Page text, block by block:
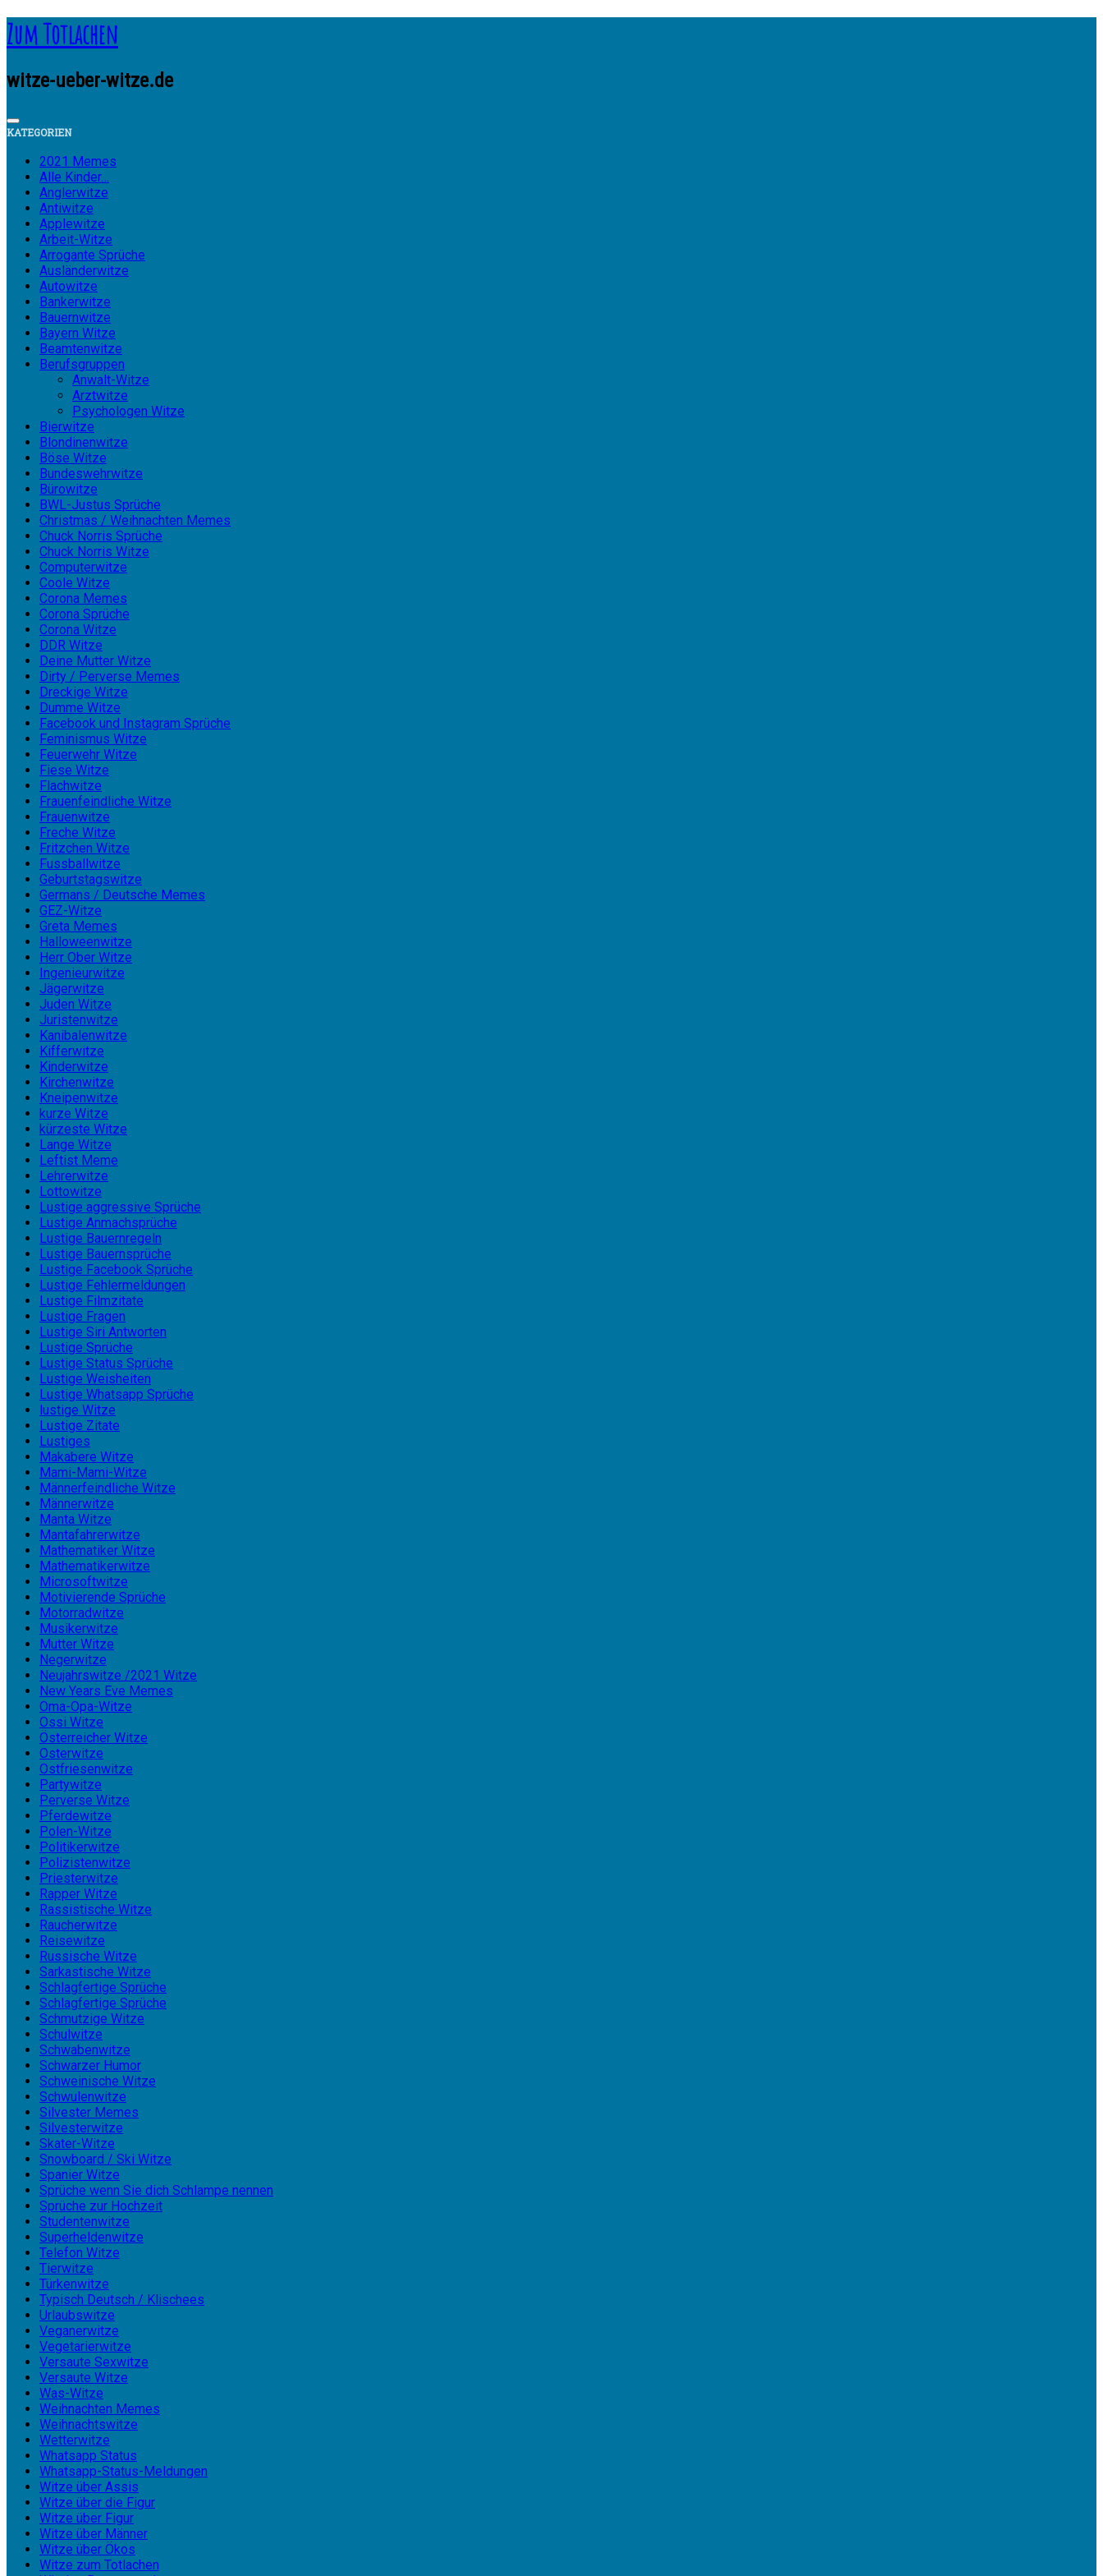
Zum Totlachen
witze-ueber-witze.de
KATEGORIEN
2021 Memes
Alle Kinder…
Anglerwitze
Antiwitze
Applewitze
Arbeit-Witze
Arrogante Sprüche
Ausländerwitze
Autowitze
Bankerwitze
Bauernwitze
Bayern Witze
Beamtenwitze
Berufsgruppen
Anwalt-Witze
Arztwitze
Psychologen Witze
Bierwitze
Blondinenwitze
Böse Witze
Bundeswehrwitze
Bürowitze
BWL-Justus Sprüche
Christmas / Weihnachten Memes
Chuck Norris Sprüche
Chuck Norris Witze
Computerwitze
Coole Witze
Corona Memes
Corona Sprüche
Corona Witze
DDR Witze
Deine Mutter Witze
Dirty / Perverse Memes
Dreckige Witze
Dumme Witze
Facebook und Instagram Sprüche
Feminismus Witze
Feuerwehr Witze
Fiese Witze
Flachwitze
Frauenfeindliche Witze
Frauenwitze
Freche Witze
Fritzchen Witze
Fussballwitze
Geburtstagswitze
Germans / Deutsche Memes
GEZ-Witze
Greta Memes
Halloweenwitze
Herr Ober Witze
Ingenieurwitze
Jägerwitze
Juden Witze
Juristenwitze
Kanibalenwitze
Kifferwitze
Kinderwitze
Kirchenwitze
Kneipenwitze
kurze Witze
kürzeste Witze
Lange Witze
Leftist Meme
Lehrerwitze
Lottowitze
Lustige aggressive Sprüche
Lustige Anmachsprüche
Lustige Bauernregeln
Lustige Bauernsprüche
Lustige Facebook Sprüche
Lustige Fehlermeldungen
Lustige Filmzitate
Lustige Fragen
Lustige Siri Antworten
Lustige Sprüche
Lustige Status Sprüche
Lustige Weisheiten
Lustige Whatsapp Sprüche
lustige Witze
Lustige Zitate
Lustiges
Makabere Witze
Mami-Mami-Witze
Männerfeindliche Witze
Männerwitze
Manta Witze
Mantafahrerwitze
Mathematiker Witze
Mathematikerwitze
Microsoftwitze
Motivierende Sprüche
Motorradwitze
Musikerwitze
Mutter Witze
Negerwitze
Neujahrswitze /2021 Witze
New Years Eve Memes
Oma-Opa-Witze
Ossi Witze
Österreicher Witze
Osterwitze
Ostfriesenwitze
Partywitze
Perverse Witze
Pferdewitze
Polen-Witze
Politikerwitze
Polizistenwitze
Priesterwitze
Rapper Witze
Rassistische Witze
Raucherwitze
Reisewitze
Russische Witze
Sarkastische Witze
Schlagfertige Sprüche
Schlagfertige Sprüche
Schmutzige Witze
Schulwitze
Schwabenwitze
Schwarzer Humor
Schweinische Witze
Schwulenwitze
Silvester Memes
Silvesterwitze
Skater-Witze
Snowboard / Ski Witze
Spanier Witze
Sprüche wenn Sie dich Schlampe nennen
Sprüche zur Hochzeit
Studentenwitze
Superheldenwitze
Telefon Witze
Tierwitze
Türkenwitze
Typisch Deutsch / Klischees
Urlaubswitze
Veganerwitze
Vegetarierwitze
Versaute Sexwitze
Versaute Witze
Was-Witze
Weihnachten Memes
Weihnachtswitze
Wetterwitze
Whatsapp Status
Whatsapp-Status-Meldungen
Witze über Assis
Witze über die Figur
Witze über Figur
Witze über Männer
Witze über Ökos
Witze zum Totlachen